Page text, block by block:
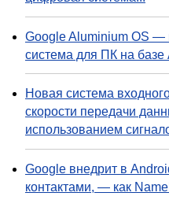
Google Aluminium OS —
система для ПК на базе
Новая система
скорости передачи
использованием
Google внедрит в
контактами, — как